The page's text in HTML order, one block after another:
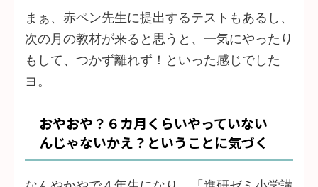
まぁ、赤ペン先生に提出するテストもあるし、
次の月の教材が来ると思うと、一気にやったり
もして、つかず離れず！といった感じでした
ヨ。
おやおや？６カ月くらいやっていない
んじゃないかえ？ということに気づく